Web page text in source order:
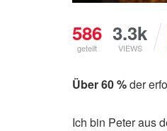
586
geteilt
3.3k
VIEWS
Über 60 %der
Ich bin Peter aus